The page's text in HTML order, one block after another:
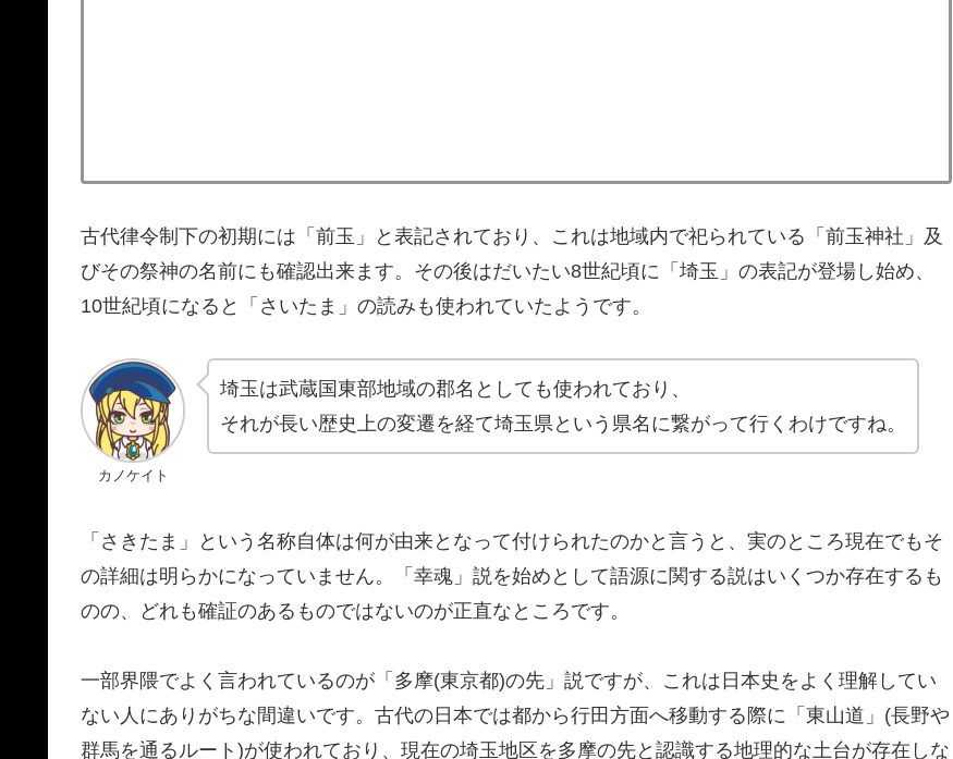
古代律令制下の初期には「前玉」と表記されており、これは地域内で祀られている「前玉神社」及
びその祭神の名前にも確認出来ます。その後はだいたい8世紀頃に「埼玉」の表記が登場し始め、
10世紀頃になると「さいたま」の読みも使われていたようです。
カノケイト
埼玉は武蔵国東部地域の郡名としても使われており、
それが長い歴史上の変遷を経て埼玉県という県名に繋がって行くわけですね。
「さきたま」という名称自体は何が由来となって付けられたのかと言うと、実のところ現在でもそ
の詳細は明らかになっていません。「幸魂」説を始めとして語源に関する説はいくつか存在するも
のの、どれも確証のあるものではないのが正直なところです。
一部界隈でよく言われているのが「多摩(東京都)の先」説ですが、これは日本史をよく理解してい
ない人にありがちな間違いです。古代の日本では都から行田方面へ移動する際に「東山道」(長野や
群馬を通るルート)が使われており、現在の埼玉地区を多摩の先と認識する地理的な土台が存在しな